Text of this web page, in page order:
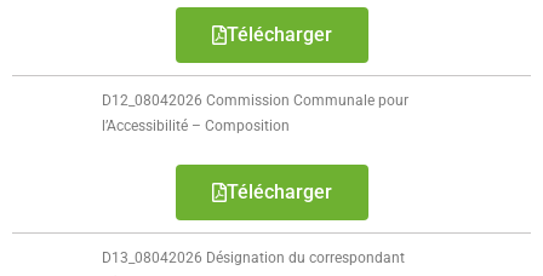
Télécharger
D12_08042026 Commission Communale pour
l’Accessibilité – Composition
Télécharger
D13_08042026 Désignation du correspondant